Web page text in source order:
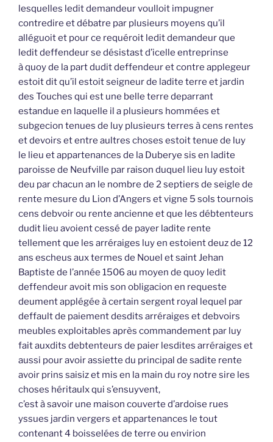
lesquelles ledit demandeur voulloit impugner
contredire et débatre par plusieurs moyens qu’il
alléguoit et pour ce requéroit ledit demandeur que
ledit deffendeur se désistast d’icelle entreprinse
à quoy de la part dudit deffendeur et contre applegeur
estoit dit qu’il estoit seigneur de ladite terre et jardin
des Touches qui est une belle terre deparrant
estandue en laquelle il a plusieurs hommées et
subgecion tenues de luy plusieurs terres à cens rentes
et devoirs et entre aultres choses estoit tenue de luy
le lieu et appartenances de la Duberye sis en ladite
paroisse de Neufville par raison duquel lieu luy estoit
deu par chacun an le nombre de 2 septiers de seigle de
rente mesure du Lion d’Angers et vigne 5 sols tournois
cens debvoir ou rente ancienne et que les débtenteurs
dudit lieu avoient cessé de payer ladite rente
tellement que les arréraiges luy en estoient deuz de 12
ans escheus aux termes de Nouel et saint Jehan
Baptiste de l’année 1506 au moyen de quoy ledit
deffendeur avoit mis son obligacion en requeste
deument applégée à certain sergent royal lequel par
deffault de paiement desdits arréraiges et debvoirs
meubles exploitables après commandement par luy
fait auxdits debtenteurs de paier lesdites arréraiges et
aussi pour avoir assiette du principal de sadite rente
avoir prins saisiz et mis en la main du roy notre sire les
choses héritaulx qui s’ensuyvent,
c’est à savoir une maison couverte d’ardoise rues
yssues jardin vergers et appartenances le tout
contenant 4 boisselées de terre ou envirion